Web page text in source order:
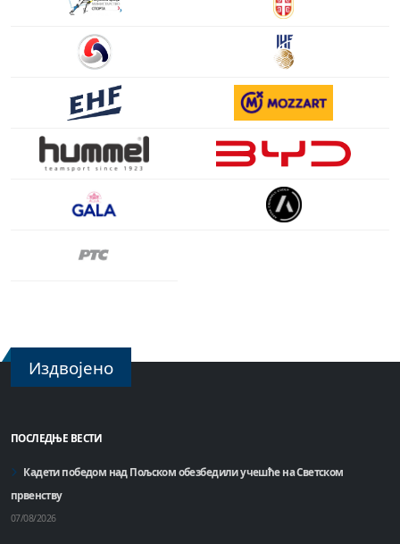
Издвојено
ПОСЛЕДЊЕ ВЕСТИ
Кадети победом над Пољском обезбедили учешће на Светском
првенству
07/08/2026